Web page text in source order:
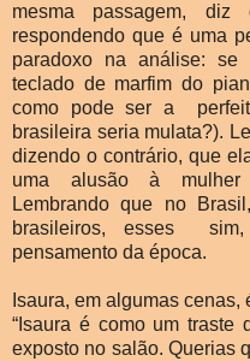
mesma passagem,
respondendo que é uma
paradoxo na análise:
teclado de marfim do
como pode ser a
brasileira seria mulata?).
dizendo o contrário, que
uma alusão à mulher
Lembrando que no
brasileiros, esses
pensamento da época.
Isaura, em algumas
“Isaura é como um traste
exposto no salão. Querias